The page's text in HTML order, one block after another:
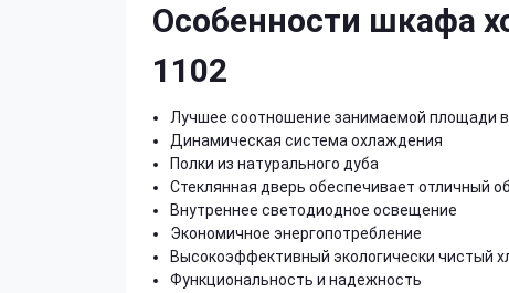
Особенности шкафа
1102
Лучшее соотношение занимаемой площади в
Динамическая система охлаждения
Полки из натурального дуба
Стеклянная дверь обеспечивает отличный
Внутреннее светодиодное освещение
Экономичное энергопотребление
Высокоэффективный экологически чистый
Функциональность и надежность